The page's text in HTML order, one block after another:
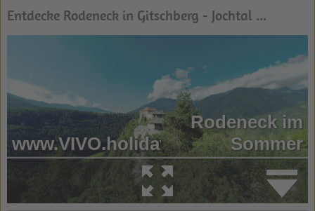
Entdecke Rodeneck in Gitschberg - Jochtal ...